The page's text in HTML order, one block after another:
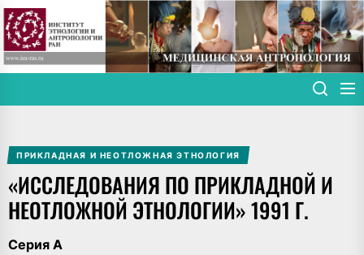
Skip
to
the
content
ПРИКЛАДНАЯ И НЕОТЛОЖНАЯ ЭТНОЛОГИЯ
«ИССЛЕДОВАНИЯ ПО ПРИКЛАДНОЙ И
НЕОТЛОЖНОЙ ЭТНОЛОГИИ» 1991 Г.
Серия А